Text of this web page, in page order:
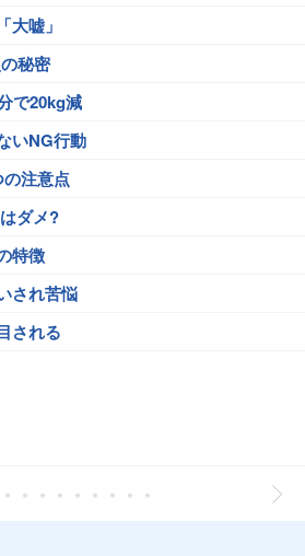
大嘘」
秘密
で20kg減
いNG行動
注意点
ダメ?
特徴
され苦悩
される